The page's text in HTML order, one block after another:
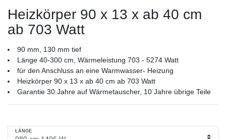
Heizkörper 90 x 13 x ab 40 cm
ab 703 Watt
90 mm, 130 mm tief
Länge 40-300 cm, Wärmeleistung 703 - 5274 Watt
für den Anschluss an eine Warmwasser- Heizung
Heizkörper 90 x 13 x ab 40 cm ab 703 Watt
Garantie 30 Jahre auf Wärmetauscher, 10 Jahre übrige Teile
LÄNGE